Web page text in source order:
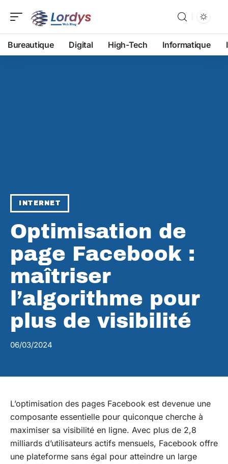
Bureautique Digital High-Tech Informatique
INTERNET
Optimisation de
page Facebook :
maîtriser
l’algorithme pour
plus de visibilité
06/03/2024
L’optimisation des pages Facebook est devenue une
composante essentielle pour quiconque cherche à
maximiser sa visibilité en ligne. Avec plus de 2,8
milliards d’utilisateurs actifs mensuels, Facebook offre
une plateforme sans égal pour atteindre un large